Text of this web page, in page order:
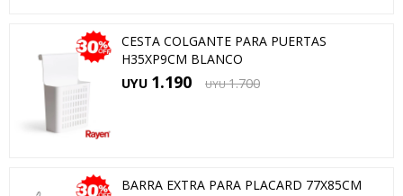
CESTA COLGANTE PARA PUERTAS
H35XP9CM BLANCO
UYU 1.190 UYU 1.700
BARRA EXTRA PARA PLACARD 77X85CM